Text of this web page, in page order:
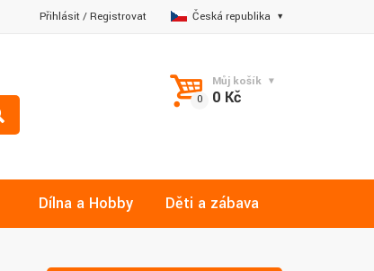
Česká republika
Přihlásit/Registrovat
Můj košík
0 Kč
Dílna a Hobby Děti a zábava